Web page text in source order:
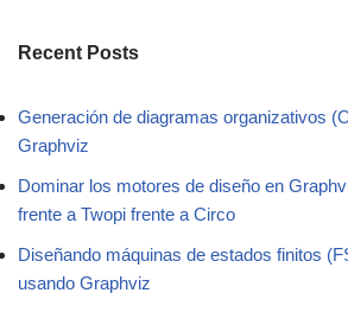
Recent Posts
Generación de diagramas organizativos
Graphviz
Dominar los motores de diseño en
frente a Twopi frente a Circo
Diseñando máquinas de estados finitos
usando Graphviz